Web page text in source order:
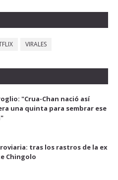
VIRALES
"Crua-Chan nació así
una quinta para sembrar ese
tras los rastros de la ex
Chingolo